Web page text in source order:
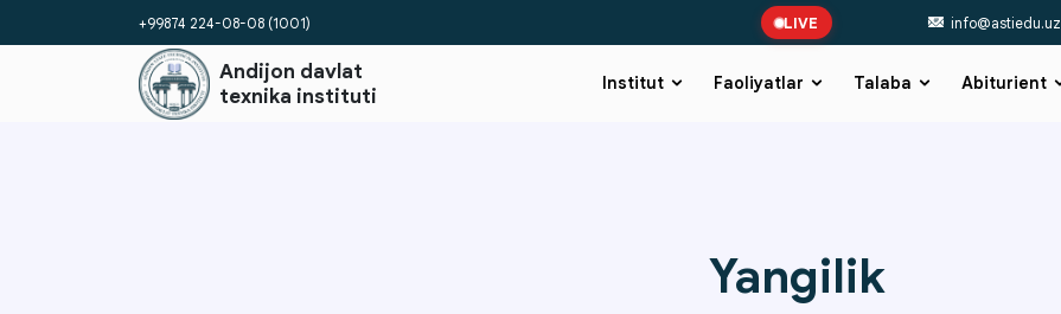
+99874 224-08-08 (1001) LIVE info@astiedu.uz
Andijon davlat
texnika instituti
Institut Faoliyatlar Talaba Abiturient
Yangilik